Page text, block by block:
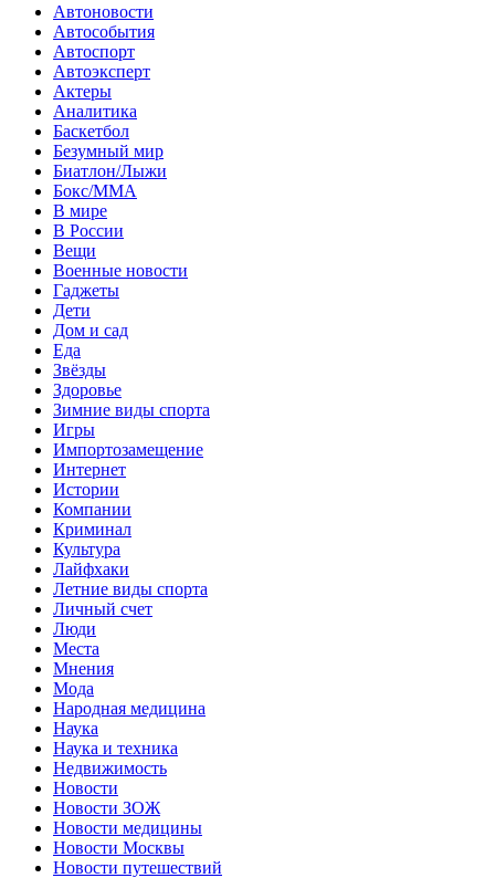
Автоновости
Автособытия
Автоспорт
Автоэксперт
Актеры
Аналитика
Баскетбол
Безумный мир
Биатлон/Лыжи
Бокс/MMA
В мире
В России
Вещи
Военные новости
Гаджеты
Дети
Дом и сад
Еда
Звёзды
Здоровье
Зимние виды спорта
Игры
Импортозамещение
Интернет
Истории
Компании
Криминал
Культура
Лайфхаки
Летние виды спорта
Личный счет
Люди
Места
Мнения
Мода
Народная медицина
Наука
Наука и техника
Недвижимость
Новости
Новости ЗОЖ
Новости медицины
Новости Москвы
Новости путешествий